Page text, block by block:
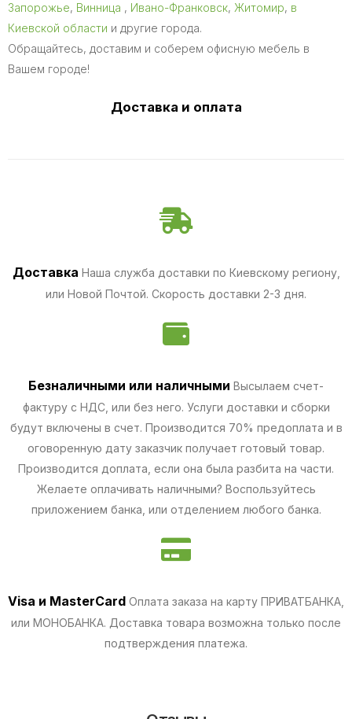
Запорожье, Винница , Ивано-Франковск, Житомир, в
Киевской области и другие города.
Обращайтесь, доставим и соберем офисную мебель в
Вашем городе!
Доставка и оплата
Доставка Наша служба доставки по Киевскому региону,
или Новой Почтой. Скорость доставки 2-3 дня.
Безналичными или наличными Высылаем счет-
фактуру с НДС, или без него. Услуги доставки и сборки
будут включены в счет. Производится 70% предоплата и в
оговоренную дату заказчик получает готовый товар.
Производится доплата, если она была разбита на части.
Желаете оплачивать наличными? Воспользуйтесь
приложением банка, или отделением любого банка.
Visa и MasterCard Оплата заказа на карту ПРИВАТБАНКА,
или МОНОБАНКА. Доставка товара возможна только после
подтверждения платежа.